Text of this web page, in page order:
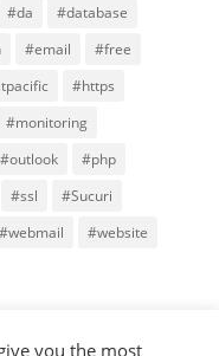
#da
#database
#email
#free
#https
#monitoring
#outlook
#php
#ssl
#Sucuri
#webmail
#website
you the most